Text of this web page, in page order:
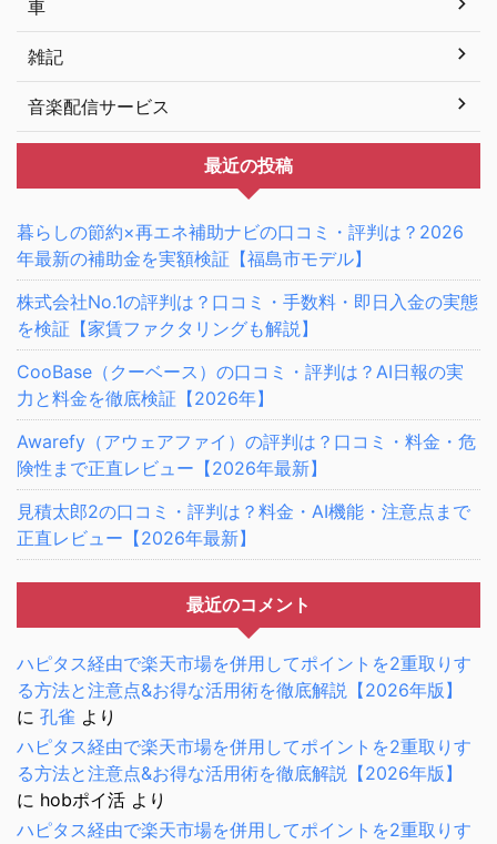
車
雑記
音楽配信サービス
最近の投稿
暮らしの節約×再エネ補助ナビの口コミ・評判は？2026
年最新の補助金を実額検証【福島市モデル】
株式会社No.1の評判は？口コミ・手数料・即日入金の実態
を検証【家賃ファクタリングも解説】
CooBase（クーベース）の口コミ・評判は？AI日報の実
力と料金を徹底検証【2026年】
Awarefy（アウェアファイ）の評判は？口コミ・料金・危
険性まで正直レビュー【2026年最新】
見積太郎2の口コミ・評判は？料金・AI機能・注意点まで
正直レビュー【2026年最新】
最近のコメント
ハピタス経由で楽天市場を併用してポイントを2重取りす
る方法と注意点&お得な活用術を徹底解説【2026年版】
に 孔雀 より
ハピタス経由で楽天市場を併用してポイントを2重取りす
る方法と注意点&お得な活用術を徹底解説【2026年版】
に hobポイ活 より
ハピタス経由で楽天市場を併用してポイントを2重取りす